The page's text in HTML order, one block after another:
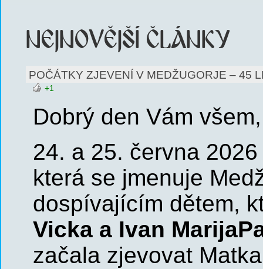
NEJNOVĚJŠÍ ČLÁNKY
POČÁTKY ZJEVENÍ V MEDŽUGORJE – 45
+1
Dobrý den Vám
24. a 25. června
která se jmenuje
dospívajícím dětem,
Vicka a Ivan
začala zjevovat